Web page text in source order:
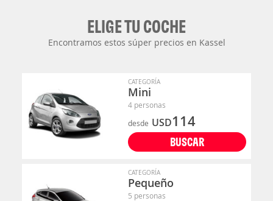
ELIGE TU COCHE
Encontramos estos súper precios en Kassel
CATEGORÍA
Mini
4 personas
desde USD114
BUSCAR
CATEGORÍA
Pequeño
5 personas